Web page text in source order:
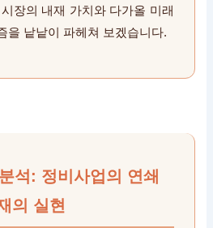
장의 내재 가치와 다가올 미래
을 낱낱이 파헤쳐 보겠습니다.
석: 정비사업의 연쇄
의 실현